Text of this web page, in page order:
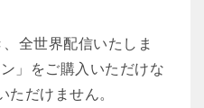
全世界配信いたしま
」をご購入いただけな
だけません。